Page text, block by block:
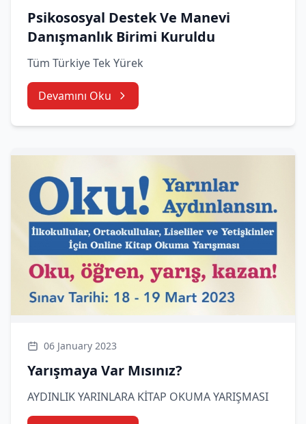
Psikososyal Destek Ve Manevi
Danışmanlık Birimi Kuruldu
Tüm Türkiye Tek Yürek
Devamını Oku
06 January 2023
Yarışmaya Var Mısınız?
AYDINLIK YARINLARA KİTAP OKUMA YARIŞMASI